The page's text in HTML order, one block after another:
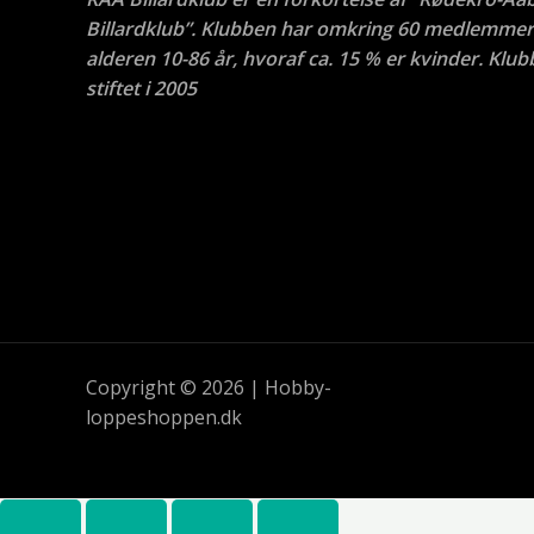
Billardklub”. Klubben har omkring 60
alderen 10-86 år, hvoraf ca. 15 % er kvinder.
stiftet i 2005
Copyright © 2026 | Hobby-
loppeshoppen.dk